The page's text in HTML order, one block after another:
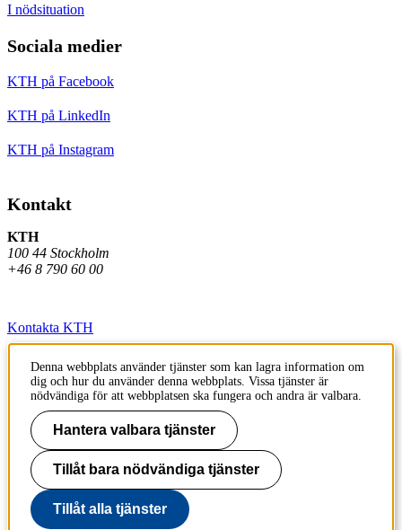
I nödsituation
Sociala medier
KTH på Facebook
KTH på LinkedIn
KTH på Instagram
Kontakt
KTH
100 44 Stockholm
+46 8 790 60 00
Kontakta KTH
Jobba på KTH
Press och media
Faktura och betalning KTH
Om KTH:s webbplatser
Tillgänglighetsredogörelse
Denna webbplats använder tjänster som kan lagra information om
dig och hur du använder denna webbplats. Vissa tjänster är
nödvändiga för att webbplatsen ska fungera och andra är valbara.
Hantera valbara tjänster
Tillåt bara nödvändiga tjänster
Tillåt alla tjänster